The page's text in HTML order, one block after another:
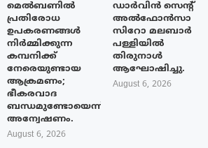
മെൽബണിൽ
പ്രതിരോധ
ഉപകരണങ്ങൾ
നിർമ്മിക്കുന്ന
കമ്പനിക്ക്
നേരെയുണ്ടായ
ആക്രമണം;
ഭീകരവാദ
ബന്ധമുണ്ടോയെന്ന്
അന്വേഷണം.
August 6, 2026
ഡാർവിൻ സെന്റ്
അൽഫോൻസാ
സിറോ മലബാർ
പള്ളിയിൽ
തിരുനാൾ
ആഘോഷിച്ചു.
August 6, 2026